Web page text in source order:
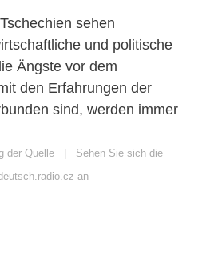
sehen
und politische
Ängste vor dem
den Erfahrungen der
sind, werden immer
der Quelle | Sehen Sie sich die
an